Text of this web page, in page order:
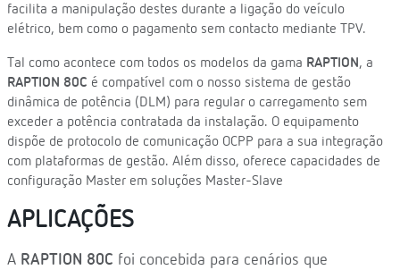
facilita a manipulação destes durante a ligação do veículo
elétrico, bem como o pagamento sem contacto mediante TPV.
Tal como acontece com todos os modelos da gama RAPTION, a
RAPTION 80C é compatível com o nosso sistema de gestão
dinâmica de potência (DLM) para regular o carregamento sem
exceder a potência contratada da instalação. O equipamento
dispõe de protocolo de comunicação OCPP para a sua integração
com plataformas de gestão. Além disso, oferece capacidades de
configuração Master em soluções Master-Slave
APLICAÇÕES
A RAPTION 80C foi concebida para cenários que